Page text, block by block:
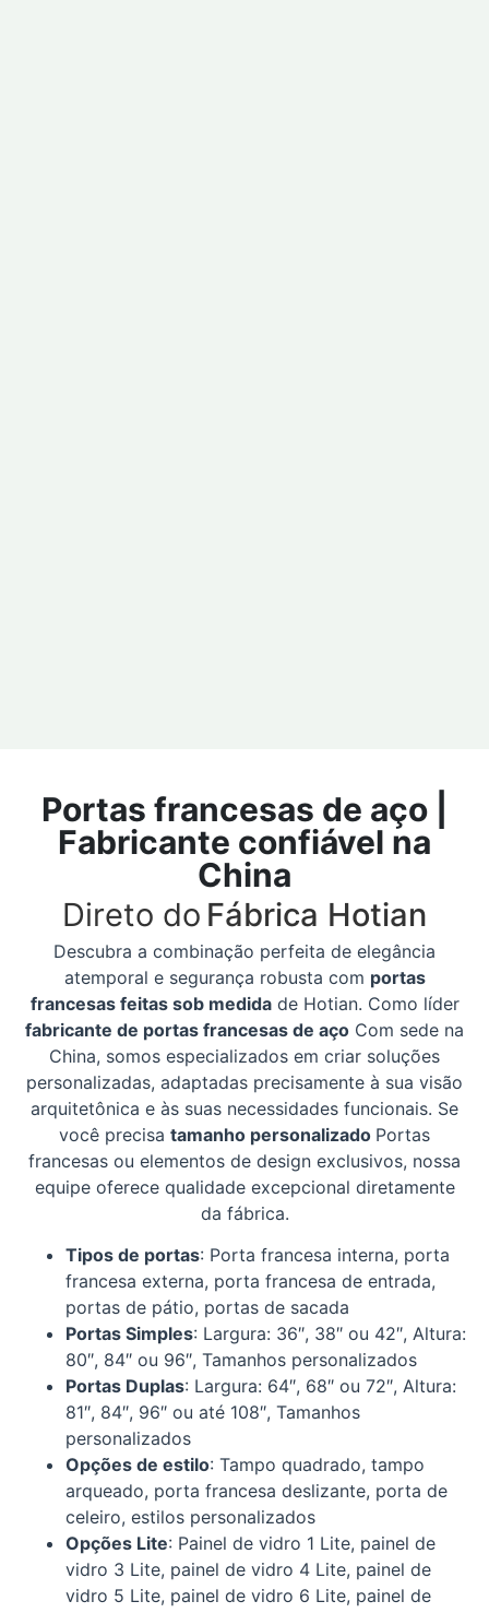
Portas francesas de aço |
Fabricante confiável na
China
Direto do Fábrica Hotian
Descubra a combinação perfeita de elegância
atemporal e segurança robusta com portas
francesas feitas sob medidade Hotian. Como líder
fabricante de portas francesas de aço Com sede na
China, somos especializados em criar soluções
personalizadas, adaptadas precisamente à sua visão
arquitetônica e às suas necessidades funcionais. Se
você precisa tamanho personalizado Portas
francesas ou elementos de design exclusivos, nossa
equipe oferece qualidade excepcional diretamente
da fábrica.
Tipos de portas: Porta francesa interna, porta
francesa externa, porta francesa de entrada,
portas de pátio, portas de sacada
Portas Simples: Largura: 36″, 38″ ou 42″, Altura:
80″, 84″ ou 96″, Tamanhos personalizados
Portas Duplas: Largura: 64″, 68″ ou 72″, Altura:
81″, 84″, 96″ ou até 108″, Tamanhos
personalizados
Opções de estilo: Tampo quadrado, tampo
arqueado, porta francesa deslizante, porta de
celeiro, estilos personalizados
Opções Lite: Painel de vidro 1 Lite, painel de
vidro 3 Lite, painel de vidro 4 Lite, painel de
vidro 5 Lite, painel de vidro 6 Lite, painel de